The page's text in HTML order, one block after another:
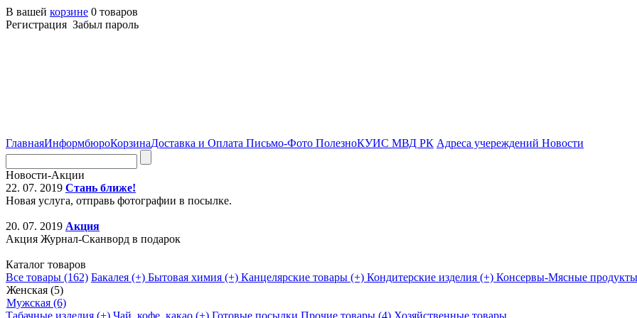
В вашей корзине 0 товаров
Регистрация Забыл пароль
ГлавнаяИнформбюроКорзинаДоставка и Оплата Письмо-Фото ПолезноКУИС МВД РК Адреса учереждений Новости
Новости-Акции
22. 07. 2019 Стань ближе!
Новая услуга, отправь фотографии в посылке.
20. 07. 2019 Акция
Акция Журнал-Сканворд в подарок
Каталог товаров
Все товары (162) Бакалея (+) Бытовая химия (+) Канцелярские товары (+) Кондитерские изделия (+) Консервы-Мясные
Женская (5)
Мужская (6)
Табачные изделия (+) Чай, кофе, какао (+) Готовые посылки Прочие товары (4) Хозяйственные товары